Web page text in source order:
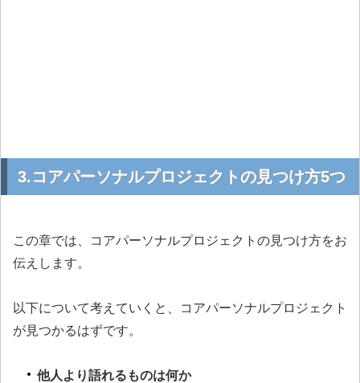
3.コアパーソナルプロジェクトの見つけ方5つ
この章では、コアパーソナルプロジェクトの見つけ方をお
伝えします。
以下について考えていくと、コアパーソナルプロジェクト
が見つかるはずです。
他人より語れるものは何か